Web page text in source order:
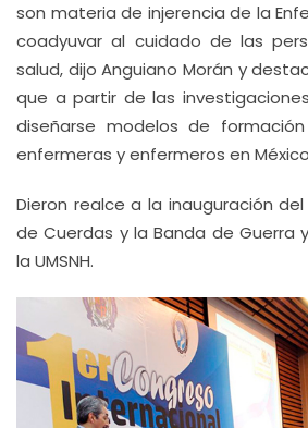
son materia de injerencia de la
coadyuvar al cuidado de las
salud, dijo Anguiano Morán y
que a partir de las
diseñarse modelos de
enfermeras y enfermeros en
Dieron realce a la inauguración
de Cuerdas y la Banda de Guerra
la UMSNH.